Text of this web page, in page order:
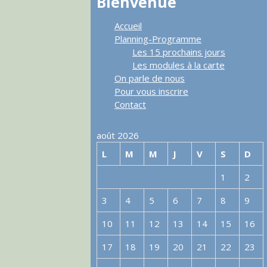
Accueil
Planning-Programme
Les 15 prochains jours
Les modules à la carte
On parle de nous
Pour vous inscrire
Contact
août 2026
L
M M J V S
D
1
2
3
4 5 6 7 8
9
10
11 12 13 14 15
16
17
18 19 20 21 22
23